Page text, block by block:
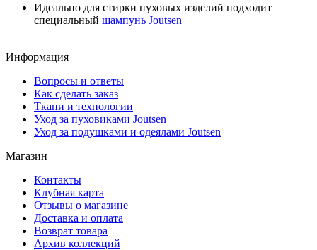
Идеально для стирки пуховых изделий подходит
специальный шампунь Joutsen
Информация
Вопросы и ответы
Как сделать заказ
Ткани и технологии
Уход за пуховиками Joutsen
Уход за подушками и одеялами Joutsen
Магазин
Контакты
Клубная карта
Отзывы о магазине
Доставка и оплата
Возврат товара
Архив коллекций